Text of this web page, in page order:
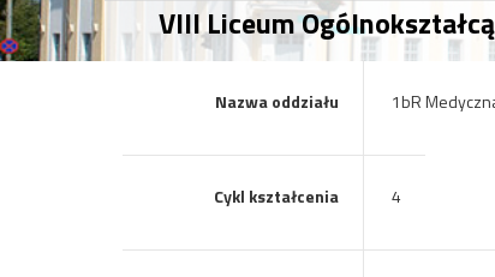
VIII Liceum
Nazwa oddziału 1bR
Cykl kształcenia 4